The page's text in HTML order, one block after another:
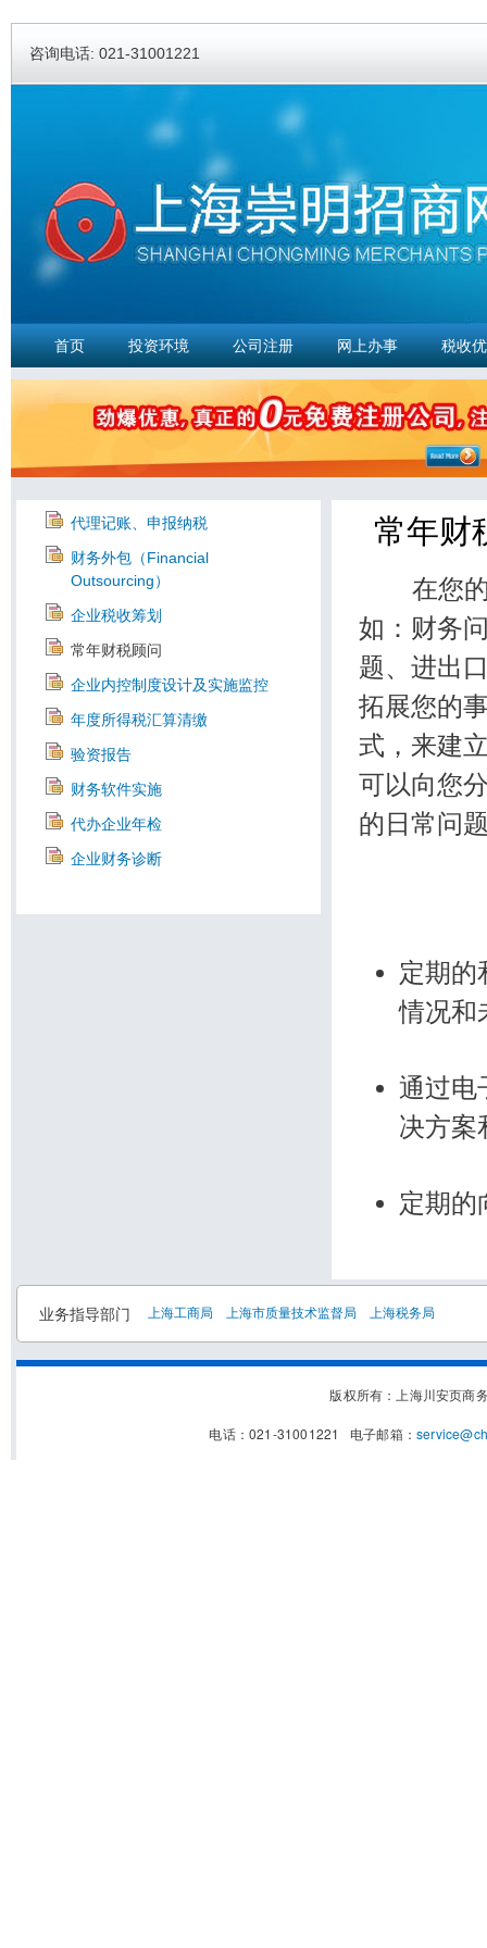
咨询电话: 021-31001221
首页 投资环境 公司注册 网上办事 税收
代理记账、申报纳税
财务外包（Financial
Outsourcing）
企业税收筹划
常年财税顾问
企业内控制度设计及实施监控
年度所得税汇算清缴
验资报告
财务软件实施
代办企业年检
企业财务诊断
常年财
在您的
如：财务
题、进出
拓展您的
式，来建
可以向您
的日常问
定期的
情况和
通过电
决方案
定期的
业务指导部门 上海工商局 上海市质量技术监督局 上海税务局
版权所有：上海川安页
电话：021-31001221 电子邮箱：